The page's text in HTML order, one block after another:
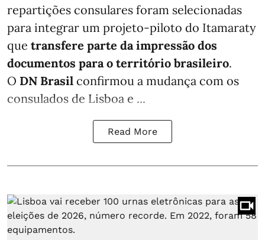
repartições consulares foram selecionadas
para integrar um projeto-piloto do Itamaraty
que transfere parte da impressão dos
documentos para o território brasileiro.
O DN Brasil confirmou a mudança com os
consulados de Lisboa e ...
Read More